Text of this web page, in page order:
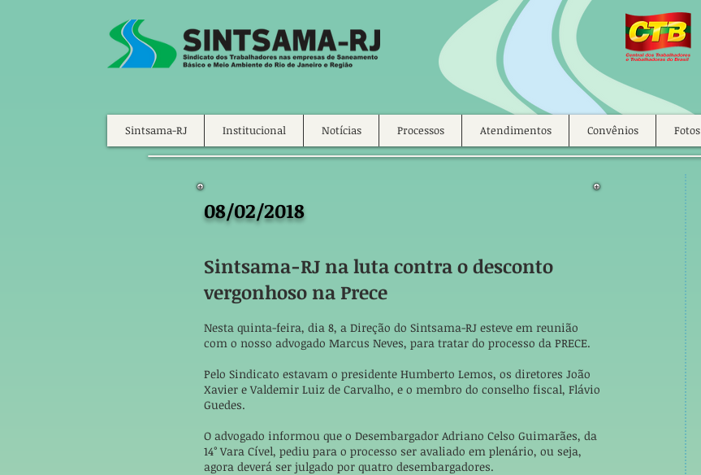
Sintsama-RJ Institucional Notícias Processos Atendimentos Convênios Fotos
08/02/2018
Sintsama-RJ na luta contra o desconto
vergonhoso na Prece
Nesta quinta-feira, dia 8, a Direção do Sintsama-RJ esteve em reunião
com o nosso advogado Marcus Neves, para tratar do processo da PRECE.
Pelo Sindicato estavam o presidente Humberto Lemos, os diretores João
Xavier e Valdemir Luiz de Carvalho, e o membro do conselho fiscal, Flávio
Guedes.
O advogado informou que o Desembargador Adriano Celso Guimarães, da
14° Vara Cível, pediu para o processo ser avaliado em plenário, ou seja,
agora deverá ser julgado por quatro desembargadores.